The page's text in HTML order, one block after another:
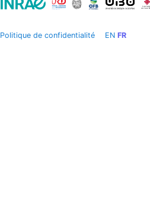
Politique de confidentialité EN FR